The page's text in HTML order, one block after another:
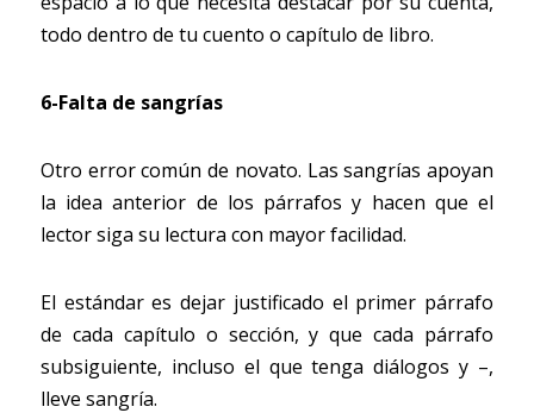
todo dentro de tu cuento o capítulo de libro.
6-Falta de sangrías
Otro error común de novato. Las sangrías apoyan
la idea anterior de los párrafos y hacen que el
lector siga su lectura con mayor facilidad.
El estándar es dejar justificado el primer párrafo
de cada capítulo o sección, y que cada párrafo
subsiguiente, incluso el que tenga diálogos y –,
lleve sangría.